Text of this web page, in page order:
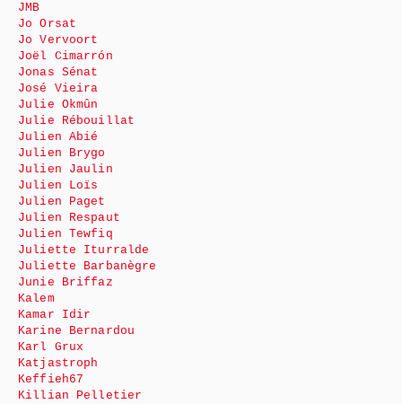
JMB
Jo Orsat
Jo Vervoort
Joël Cimarrón
Jonas Sénat
José Vieira
Julie Okmûn
Julie Rébouillat
Julien Abié
Julien Brygo
Julien Jaulin
Julien Loïs
Julien Paget
Julien Respaut
Julien Tewfiq
Juliette Iturralde
Juliette Barbanègre
Junie Briffaz
Kalem
Kamar Idir
Karine Bernardou
Karl Grux
Katjastroph
Keffieh67
Killian Pelletier